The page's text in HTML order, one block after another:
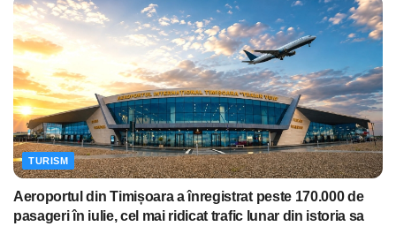
TURISM
Aeroportul din Timișoara a înregistrat peste 170.000 de
pasageri în iulie, cel mai ridicat trafic lunar din istoria sa